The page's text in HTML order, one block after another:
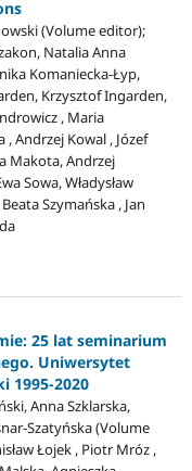
(Volume editor);
Natalia Anna
Komaniecka-Łyp,
Krzysztof Ingarden,
, Maria
, Andrzej Kowal , Józef
Makota, Andrzej
Sowa, Władysław
Szymańska , Jan
25 lat seminarium
Uniwersytet
1995-2020
Anna Szklarska,
Szatyńska (Volume
Łojek , Piotr Mróz ,